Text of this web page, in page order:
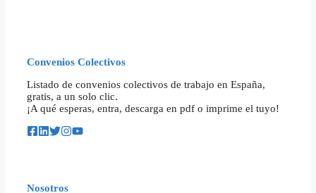
Convenios Colectivos
Listado de convenios colectivos de trabajo en España,
gratis, a un solo clic.
¡A qué esperas, entra, descarga en pdf o imprime el tuyo!
Nosotros